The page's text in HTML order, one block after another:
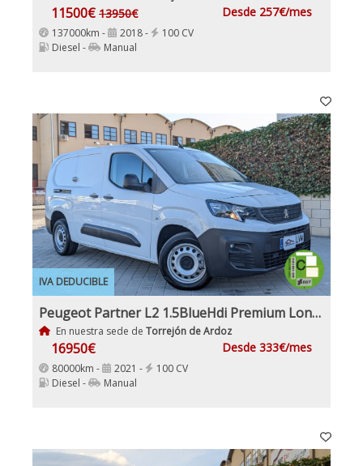
11500€ 13950€ Desde 257€/mes
137000km - 2018 -
100 CV
Diesel -
Manual
IVA DEDUCIBLE
Peugeot Partner L2 1.5BlueHdi Premium Long IVA y Garantía Inc Nacional
En nuestra sede de Torrejón de Ardoz
16950€ Desde 333€/mes
80000km - 2021 -
100 CV
Diesel -
Manual